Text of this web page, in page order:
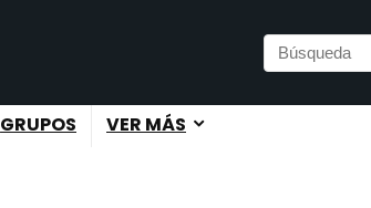
GRUPOS VER MÁS